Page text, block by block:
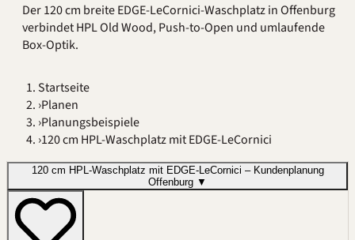
Der 120 cm breite EDGE-LeCornici-Waschplatz in Offenburg
verbindet HPL Old Wood, Push-to-Open und umlaufende
Box-Optik.
Startseite
›Planen
›Planungsbeispiele
›120 cm HPL-Waschplatz mit EDGE-LeCornici
120 cm HPL-Waschplatz mit EDGE-LeCornici – Kundenplanung
Offenburg ▼